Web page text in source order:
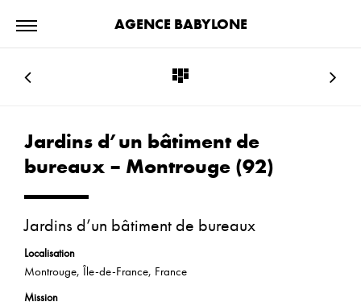
AGENCE BABYLONE
Jardins d’un bâtiment de
bureaux – Montrouge (92)
Jardins d’un bâtiment de bureaux
Localisation
Montrouge, Île-de-France, France
Mission